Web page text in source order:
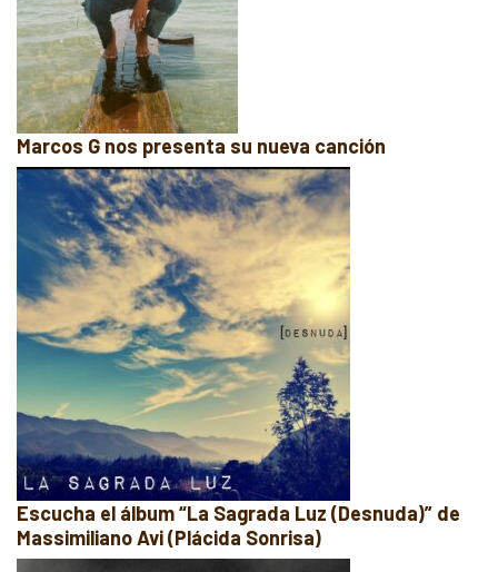
Marcos G nos presenta su nueva canción
Escucha el álbum “La Sagrada Luz (Desnuda)” de
Massimiliano Avi (Plácida Sonrisa)